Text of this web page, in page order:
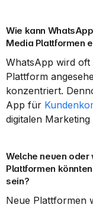
Wie kann
Media Plattformen
WhatsApp wird oft
Plattform
konzentriert.
App für
digitalen
Welche neuen
Plattformen
sein?
Neue Plattformen